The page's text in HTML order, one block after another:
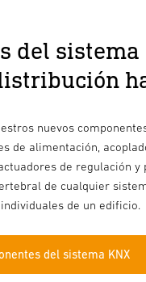
del sistema
nuevos
de alimentación,
de regulación y
de cualquier
de un edificio.
del sistema KNX